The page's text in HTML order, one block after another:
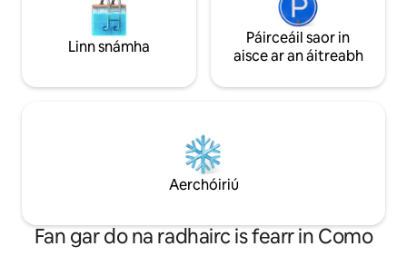
Linn snámha
Páirceáil saor in
aisce ar an áitreabh
Aerchóiriú
Fan gar do na radhairc is fearr in Como